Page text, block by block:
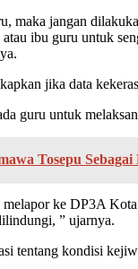
maka jangan
ibu guru untuk
jika data
guru untuk
Tosepu
melapor ke DP3A
” ujarnya.
tentang kondisi